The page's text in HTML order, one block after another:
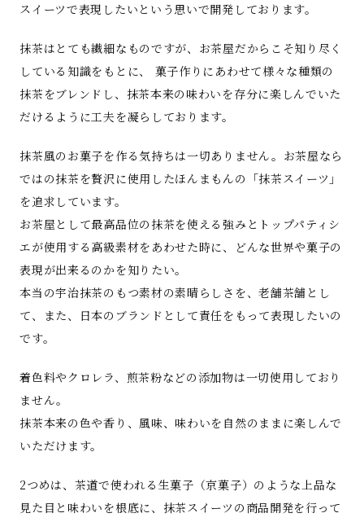
スイーツで表現したいという思いで開発しております。
抹茶はとても繊細なものですが、お茶屋だからこそ知り尽く
している知識をもとに、 菓子作りにあわせて様々な種類の
抹茶をブレンドし、抹茶本来の味わいを存分に楽しんでいた
だけるように工夫を凝らしております。
抹茶風のお菓子を作る気持ちは一切ありません。お茶屋なら
ではの抹茶を贅沢に使用したほんまもんの「抹茶スイーツ」
を追求しています。
お茶屋として最高品位の抹茶を使える強みとトップパティシ
エが使用する高級素材をあわせた時に、どんな世界や菓子の
表現が出来るのかを知りたい。
本当の宇治抹茶のもつ素材の素晴らしさを、老舗茶舗とし
て、また、日本のブランドとして責任をもって表現したいの
です。
着色料やクロレラ、煎茶粉などの添加物は一切使用しており
ません。
抹茶本来の色や香り、風味、味わいを自然のままに楽しんで
いただけます。
2つめは、茶道で使われる生菓子（京菓子）のような上品な
見た目と味わいを根底に、抹茶スイーツの商品開発を行って